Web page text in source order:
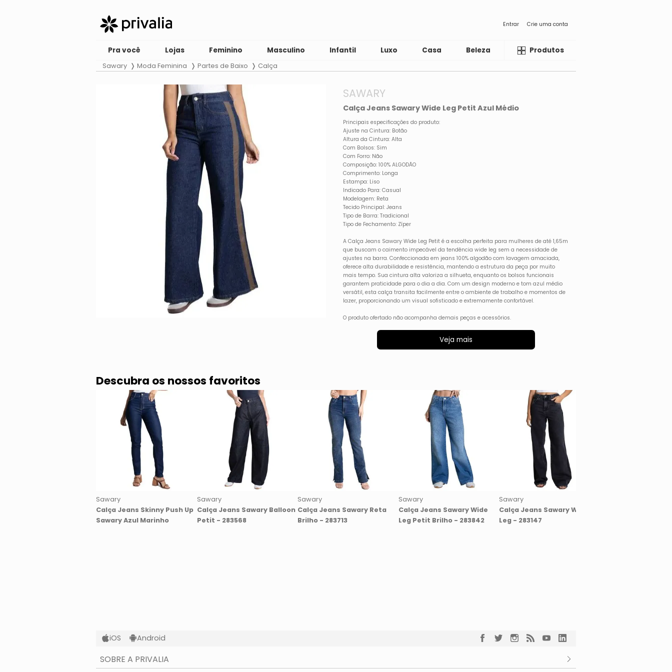
Entrar Crie uma conta
Pra você Lojas Feminino Masculino Infantil Luxo Casa Beleza LiquidaProdutos
Sawary Moda Feminina Partes de Baixo Calça
SAWARY
Calça Jeans Sawary Wide Leg Petit Azul Médio
Principais especificações do produto:
Ajuste na Cintura: Botão
Altura da Cintura: Alta
Com Bolsos: Sim
Com Forro: Não
Composição: 100% ALGODÃO
Comprimento: Longa
Estampa: Liso
Indicado Para: Casual
Modelagem: Reta
Tecido Principal: Jeans
Tipo de Barra: Tradicional
Tipo de Fechamento: Zíper
A Calça Jeans Sawary Wide Leg Petit é a escolha perfeita para mulheres de até 1,65m
que buscam o caimento impecável da tendência wide leg sem a necessidade de
ajustes na barra. Confeccionada em jeans 100% algodão com lavagem amaciada,
oferece alta durabilidade e resistência, mantendo a estrutura da peça por muito
mais tempo. Sua cintura alta valoriza a silhueta, enquanto os bolsos funcionais
garantem praticidade para o dia a dia. Com um design moderno e tom azul médio
versátil, esta calça transita facilmente entre o ambiente de trabalho e momentos de
lazer, proporcionando um visual sofisticado e extremamente confortável.
O produto ofertado não acompanha demais peças e acessórios.
Veja mais
Descubra os nossos favoritos
Sawary
Calça Jeans Skinny Push Up
Sawary Azul Marinho
Sawary
Calça Jeans Sawary Balloon
Petit - 283568
Sawary
Calça Jeans Sawary Reta
Brilho - 283713
Sawary
Calça Jeans Sawary Wide
Leg Petit Brilho - 283842
Sawary
Calça Jeans Sawary Wide
Leg - 283147
iOS Android
SOBRE A PRIVALIA